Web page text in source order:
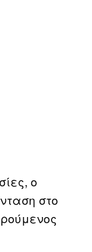
ο
στο